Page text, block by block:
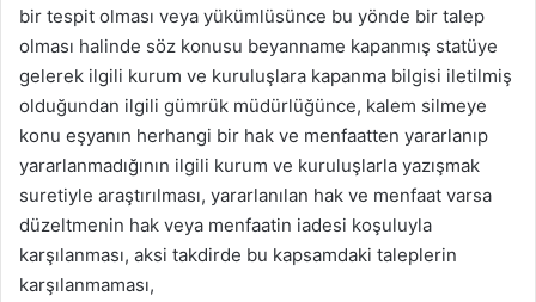
bir tespit olması veya yükümlüsünce bu yönde bir talep
olması halinde söz konusu beyanname kapanmış statüye
gelerek ilgili kurum ve kuruluşlara kapanma bilgisi iletilmiş
olduğundan ilgili gümrük müdürlüğünce, kalem silmeye
konu eşyanın herhangi bir hak ve menfaatten yararlanıp
yararlanmadığının ilgili kurum ve kuruluşlarla yazışmak
suretiyle araştırılması, yararlanılan hak ve menfaat varsa
düzeltmenin hak veya menfaatin iadesi koşuluyla
karşılanması, aksi takdirde bu kapsamdaki taleplerin
karşılanmaması,